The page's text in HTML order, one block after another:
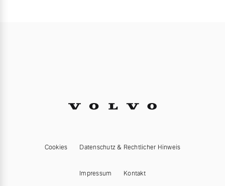
Cookies Datenschutz & Rechtlicher Hinweis
Impressum Kontakt